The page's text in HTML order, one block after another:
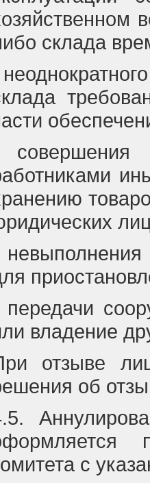
склада
совершения
невыполнения
владение
отзыве
об
с